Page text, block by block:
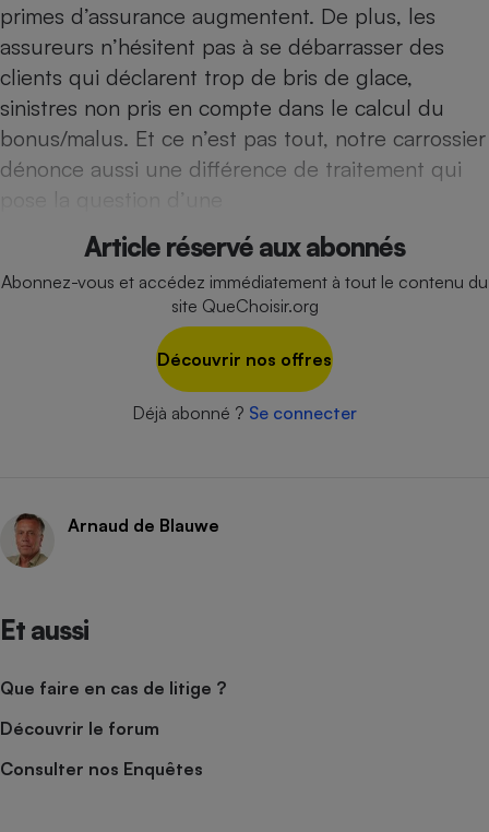
primes d’assurance augmentent. De plus, les
assureurs n’hésitent pas à se débarrasser des
clients qui déclarent trop de bris de glace,
sinistres non pris en compte dans le calcul du
bonus/malus. Et ce n’est pas tout, notre carrossier
dénonce aussi une différence de traitement qui
pose la question d’une
Article réservé aux abonnés
Abonnez-vous et accédez immédiatement à tout le contenu du
site QueChoisir.org
Découvrir nos offres
Déjà abonné ? Se connecter
Arnaud de Blauwe
Et aussi
Que faire en cas de litige ?
Découvrir le forum
Consulter nos Enquêtes
Plaque de cuisson à
Climatiseur -
Téléphone mobile -
Smartphone
Radiateur électrique
Climatiseur -